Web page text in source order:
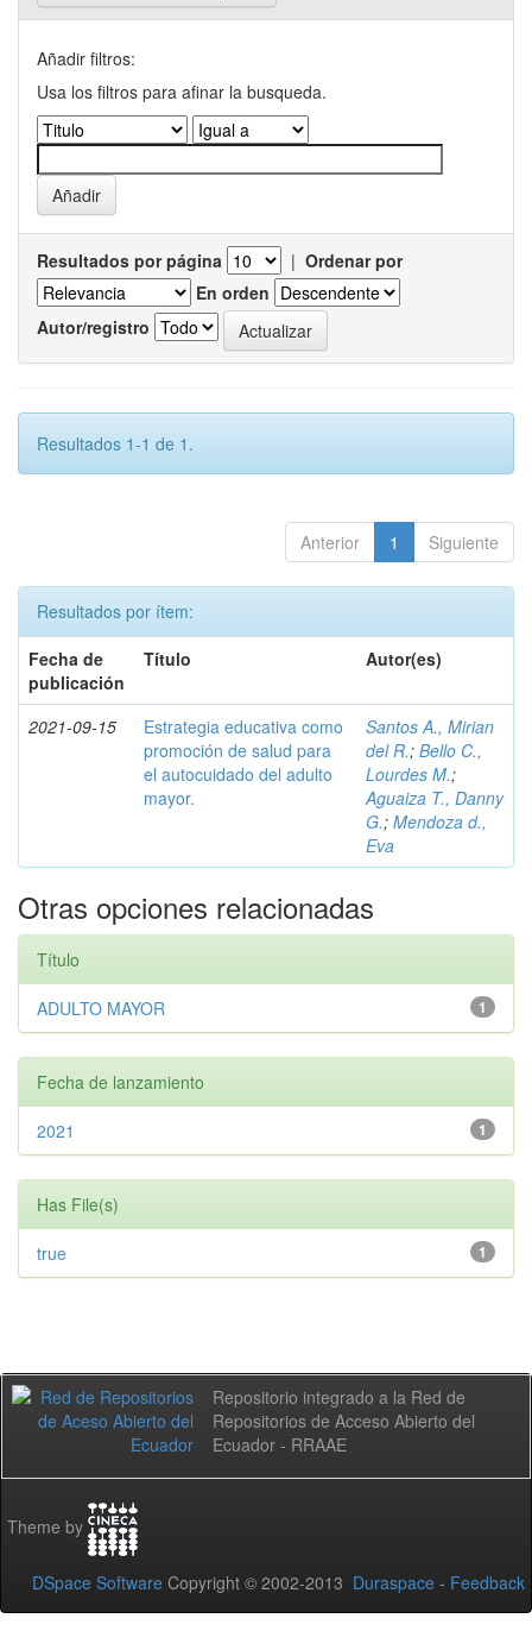
Añadir filtros:
Usa los filtros para afinar la busqueda.
Resultados por página | Ordenar por
En orden
Autor/registro
Resultados 1-1 de 1.
Anterior 1 Siguiente
Resultados por ítem:
Fecha de
publicación
Título Autor(es)
2021-09-15
Estrategia educativa como
promoción de salud para
el autocuidado del adulto
mayor.
Santos A., Mirian
del R.; Bello C.,
Lourdes M.;
Aguaiza T., Danny
G.; Mendoza d.,
Eva
Otras opciones relacionadas
Título
1
ADULTO MAYOR
Fecha de lanzamiento
1
2021
Has File(s)
1
true
Repositorio integrado a la Red de
Repositorios de Acceso Abierto del
Ecuador - RRAAE
Theme by
DSpace Software Copyright © 2002-2013 Duraspace - Feedback